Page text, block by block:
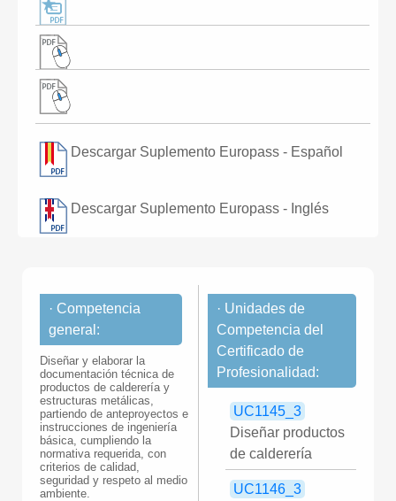
Descargar Suplemento Europass - Español
Descargar Suplemento Europass - Inglés
· Competencia
general:
Diseñar y elaborar la
documentación técnica de
productos de calderería y
estructuras metálicas,
partiendo de anteproyectos e
instrucciones de ingeniería
básica, cumpliendo la
normativa requerida, con
criterios de calidad,
seguridad y respeto al medio
ambiente.
· Unidades de
Competencia del
Certificado de
Profesionalidad:
UC1145_3
Diseñar productos
de calderería
UC1146_3